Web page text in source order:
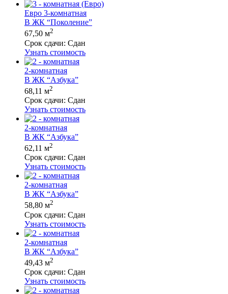
Евро 3-комнатная
В ЖК “Поколение”
67,50 м2
Срок сдачи: Сдан
Узнать стоимость
2-комнатная
В ЖК “Азбука”
68,11 м2
Срок сдачи: Сдан
Узнать стоимость
2-комнатная
В ЖК “Азбука”
62,11 м2
Срок сдачи: Сдан
Узнать стоимость
2-комнатная
В ЖК “Азбука”
58,80 м2
Срок сдачи: Сдан
Узнать стоимость
2-комнатная
В ЖК “Азбука”
49,43 м2
Срок сдачи: Сдан
Узнать стоимость